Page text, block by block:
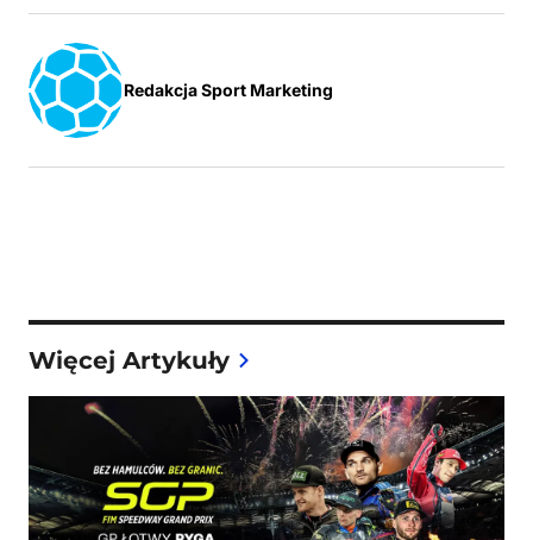
Redakcja Sport Marketing
Więcej Artykuły